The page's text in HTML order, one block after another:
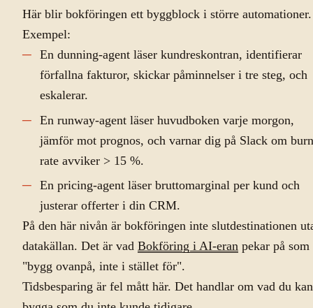
Här blir bokföringen ett byggblock i större automationer.
Exempel:
En dunning-agent läser kundreskontran, identifierar
förfallna fakturor, skickar påminnelser i tre steg, och
eskalerar.
En runway-agent läser huvudboken varje morgon,
jämför mot prognos, och varnar dig på Slack om
rate avviker > 15 %.
En pricing-agent läser bruttomarginal per kund och
justerar offerter i din CRM.
På den här nivån är bokföringen inte slutdestinationen
datakällan. Det är vad Bokföring i AI-eran pekar på som
"bygg ovanpå, inte i stället för".
Tidsbesparing är fel mått här. Det handlar om vad du kan